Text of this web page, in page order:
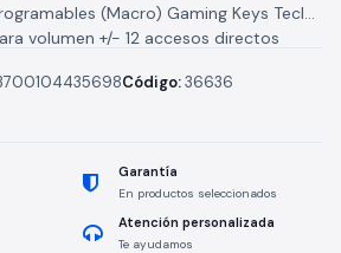
(Macro) Gaming Keys Teclas
volumen +/- 12 accesos directos
Código:36636
Garantía
En productos seleccionados
Atención personalizada
Te ayudamos